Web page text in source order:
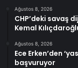
Ağustos 8, 2026
CHP’deki savaş
Kemal
Ağustos 8, 2026
Ece Erken’den
başvuruyor